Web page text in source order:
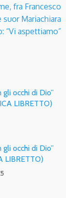
fra Francesco
suor Mariachiara
“Vi aspettiamo”
occhi di Dio”
LIBRETTO)
occhi di Dio”
LIBRETTO)